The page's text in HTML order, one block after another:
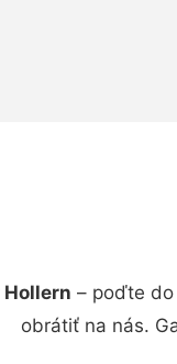
– poďte
obrátiť na nás.